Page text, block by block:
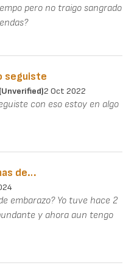
pero no traigo sangrado
seguiste
2 Oct 2022
con eso estoy en algo
de…
embarazo? Yo tuve hace 2
y ahora aun tengo